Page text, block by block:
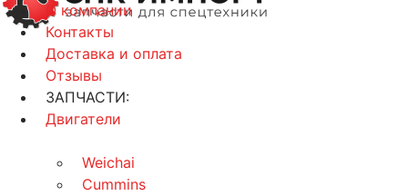
О компании
Контакты
Доставка и оплата
Отзывы
ЗАПЧАСТИ:
Двигатели
Weichai
Cummins